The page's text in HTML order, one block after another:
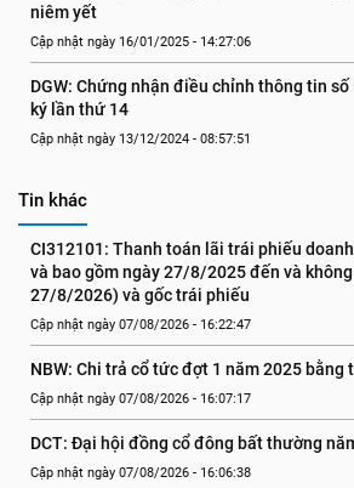
niêm yết
Cập nhật ngày 16/01/2025 - 14:27:06
DGW: Chứng nhận điều chỉnh thông tin
ký lần thứ 14
Cập nhật ngày 13/12/2024 - 08:57:51
Tin khác
CI312101: Thanh toán lãi trái phiếu
và bao gồm ngày 27/8/2025 đến và
27/8/2026) và gốc trái phiếu
Cập nhật ngày 07/08/2026 - 16:22:47
NBW: Chi trả cổ tức đợt 1 năm 2025 bằng
Cập nhật ngày 07/08/2026 - 16:07:17
DCT: Đại hội đồng cổ đông bất thường
Cập nhật ngày 07/08/2026 - 16:06:38